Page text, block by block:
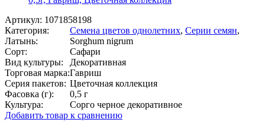
Артикул: 1071858198
Категория:
Семена цветов однолетних, Серии семян,
Латынь:
Sorghum nigrum
Сорт:
Сафари
Вид культуры:
Декоративная
Торговая марка:Гавриш
Серия пакетов: Цветочная коллекция
Фасовка (г):
0,5 г
Культура:
Сорго черное декоративное
Добавить товар к сравнению